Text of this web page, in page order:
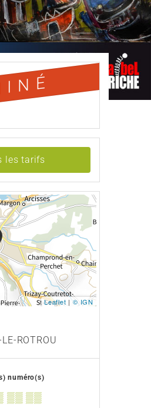
les tarifs
Leaflet |© IGN
LE-ROTROU
numéro(s)
▒▒ ▒▒